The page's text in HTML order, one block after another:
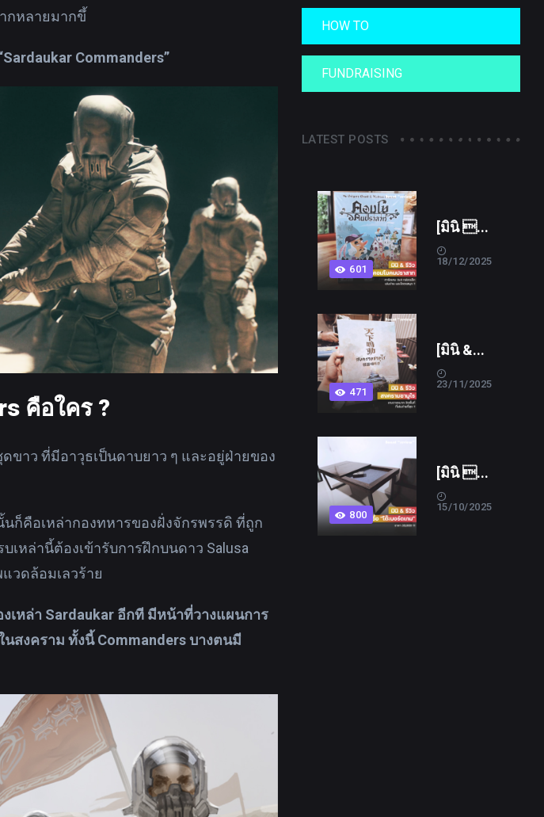
กหลายมากขึ้
Commanders”
คือใคร ?
ขาว ที่มีอาวุธเป็นดาบยาว ๆ และอยู่ฝ่ายของ
นก็คือเหล่ากองทหารของฝั่งจักรพรรดิ ที่ถูก
เหล่านี้ต้องเข้ารับการฝึกบนดาว Salusa
วดล้อมเลวร้าย
เหล่า Sardaukar อีกที มีหน้าที่วางแผนการ
สงคราม ทั้งนี้ Commanders บางตนมี
HOW TO
FUNDRAISING
LATEST POSTS
601
[มินิ ...
18/12/2025
471
[มินิ &...
23/11/2025
800
[มินิ ...
15/10/2025